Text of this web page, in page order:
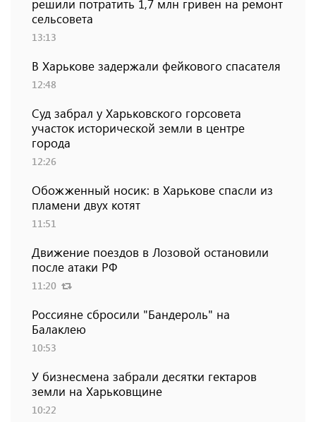
решили потратить 1,7 млн ​​гривен на ремонт
сельсовета
13:13
В Харькове задержали фейкового спасателя
12:48
Суд забрал у Харьковского горсовета
участок исторической земли в центре
города
12:26
Обожженный носик: в Харькове спасли из
пламени двух котят
11:51
Движение поездов в Лозовой остановили
после атаки РФ
11:20
Россияне сбросили "Бандероль" на
Балаклею
10:53
У бизнесмена забрали десятки гектаров
земли на Харьковщине
10:22